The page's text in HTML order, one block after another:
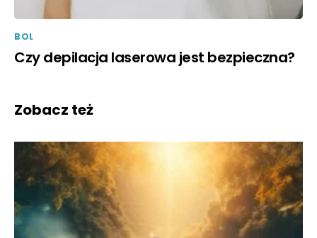
BOL
Czy depilacja laserowa jest bezpieczna?
Zobacz też